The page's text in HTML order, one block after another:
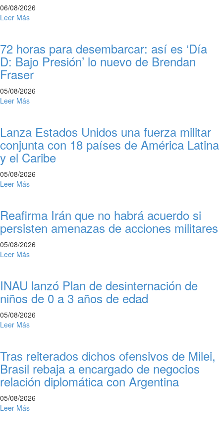
06/08/2026
Leer Más
72 horas para desembarcar: así es ‘Día
D: Bajo Presión’ lo nuevo de Brendan
Fraser
05/08/2026
Leer Más
Lanza Estados Unidos una fuerza militar
conjunta con 18 países de América Latina
y el Caribe
05/08/2026
Leer Más
Reafirma Irán que no habrá acuerdo si
persisten amenazas de acciones militares
05/08/2026
Leer Más
INAU lanzó Plan de desinternación de
niños de 0 a 3 años de edad
05/08/2026
Leer Más
Tras reiterados dichos ofensivos de Milei,
Brasil rebaja a encargado de negocios
relación diplomática con Argentina
05/08/2026
Leer Más